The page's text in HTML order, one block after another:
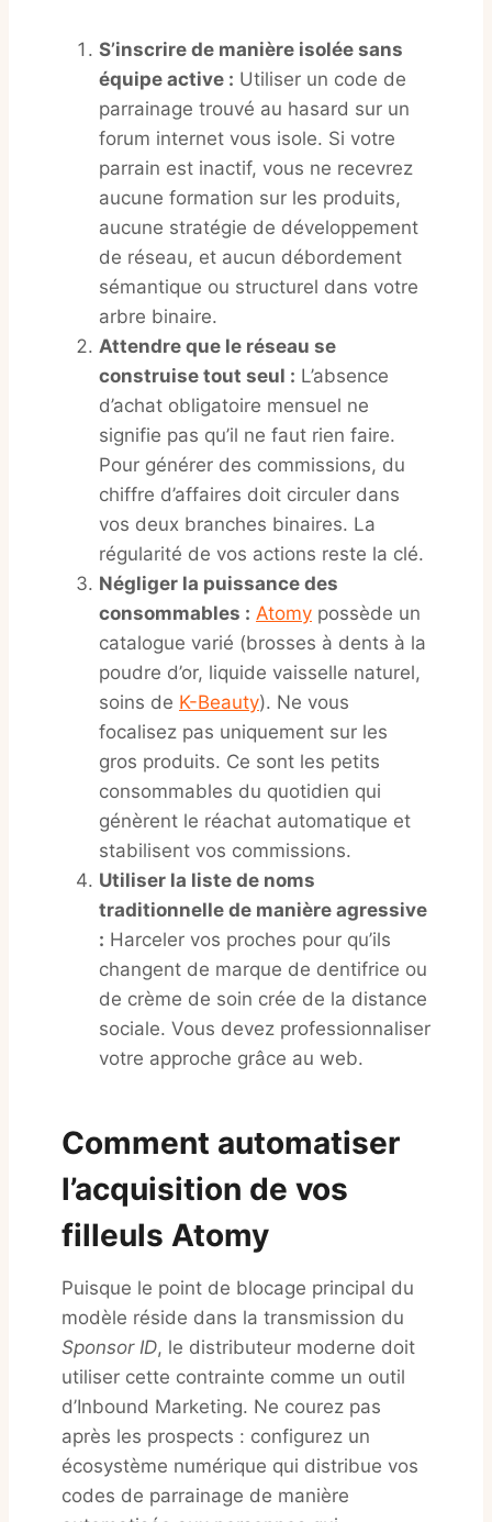
S’inscrire de manière isolée sans
équipe active : Utiliser un code de
parrainage trouvé au hasard sur un
forum internet vous isole. Si votre
parrain est inactif, vous ne recevrez
aucune formation sur les produits,
aucune stratégie de développement
de réseau, et aucun débordement
sémantique ou structurel dans votre
arbre binaire.
Attendre que le réseau se
construise tout seul : L’absence
d’achat obligatoire mensuel ne
signifie pas qu’il ne faut rien faire.
Pour générer des commissions, du
chiffre d’affaires doit circuler dans
vos deux branches binaires. La
régularité de vos actions reste la clé.
Négliger la puissance des
consommables : Atomy possède un
catalogue varié (brosses à dents à la
poudre d’or, liquide vaisselle naturel,
soins de K-Beauty). Ne vous
focalisez pas uniquement sur les
gros produits. Ce sont les petits
consommables du quotidien qui
génèrent le réachat automatique et
stabilisent vos commissions.
Utiliser la liste de noms
traditionnelle de manière agressive
: Harceler vos proches pour qu’ils
changent de marque de dentifrice ou
de crème de soin crée de la distance
sociale. Vous devez professionnaliser
votre approche grâce au web.
Comment automatiser
l’acquisition de vos
filleuls Atomy
Puisque le point de blocage principal du
modèle réside dans la transmission du
Sponsor ID, le distributeur moderne doit
utiliser cette contrainte comme un outil
d’Inbound Marketing. Ne courez pas
après les prospects : configurez un
écosystème numérique qui distribue vos
codes de parrainage de manière